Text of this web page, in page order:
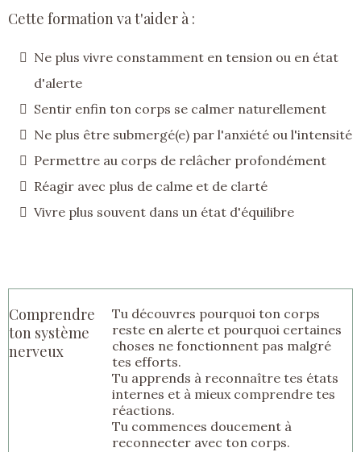
Cette formation va t'aider à :
Ne plus vivre constamment en tension ou en état
d'alerte
Sentir enfin ton corps se calmer naturellement
Ne plus être submergé(e) par l'anxiété ou l'intensité
Permettre au corps de relâcher profondément
Réagir avec plus de calme et de clarté
Vivre plus souvent dans un état d'équilibre
Comprendre
ton système
nerveux
Tu découvres pourquoi ton corps
reste en alerte et pourquoi certaines
choses ne fonctionnent pas malgré
tes efforts.
Tu apprends à reconnaître tes états
internes et à mieux comprendre tes
réactions.
Tu commences doucement à
reconnecter avec ton corps.